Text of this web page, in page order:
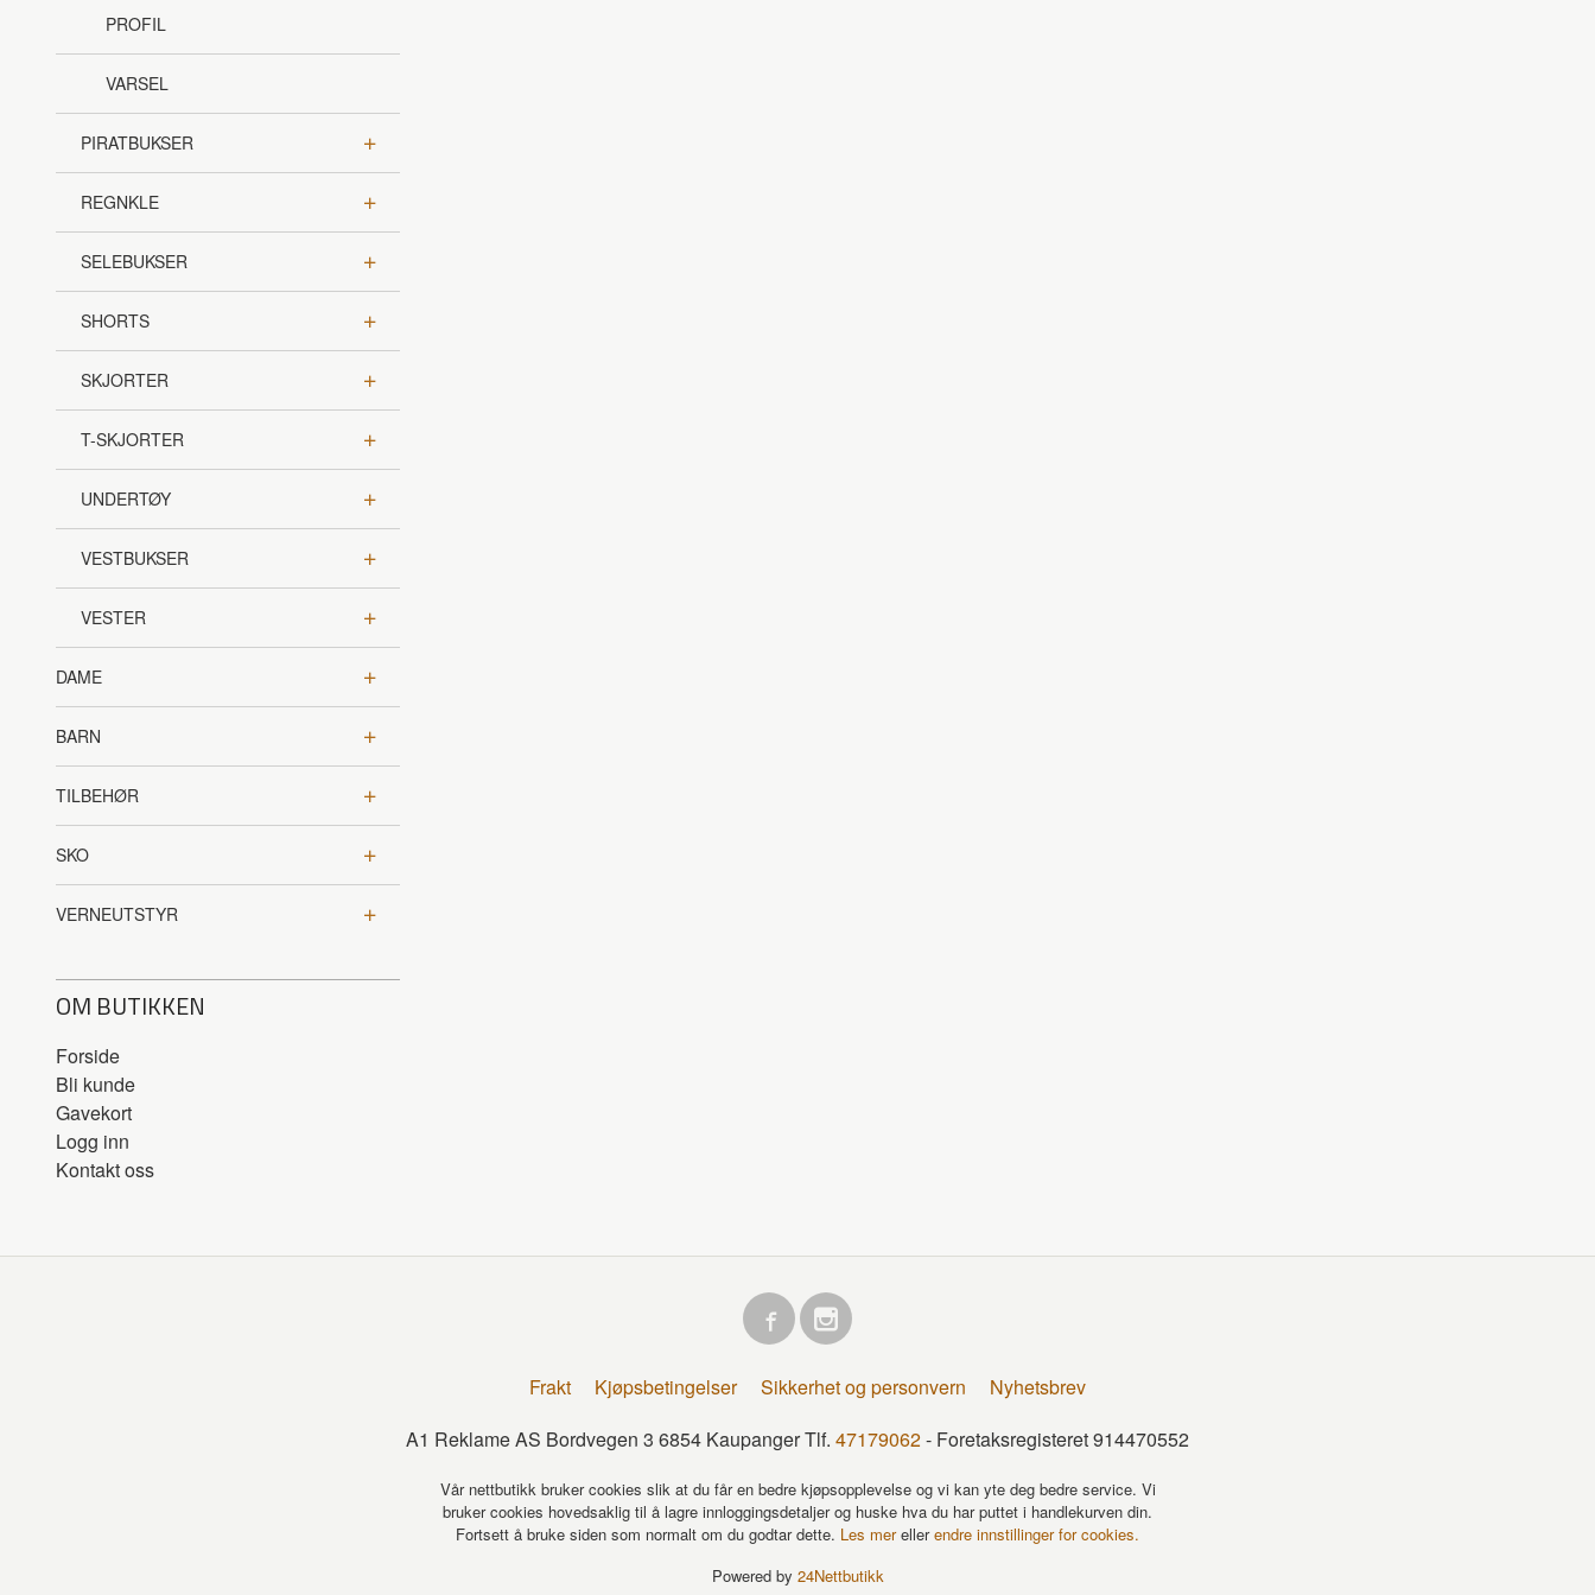
PROFIL
VARSEL
PIRATBUKSER
REGNKLE
SELEBUKSER
SHORTS
SKJORTER
T-SKJORTER
UNDERTØY
VESTBUKSER
VESTER
DAME
BARN
TILBEHØR
SKO
VERNEUTSTYR
OM BUTIKKEN
Forside
Bli kunde
Gavekort
Logg inn
Kontakt oss
Frakt Kjøpsbetingelser Sikkerhet og personvern
Nyhetsbrev
A1 Reklame AS Bordvegen 3 6854 Kaupanger Tlf. 47179062- Foretaksregisteret 914470552
Vår nettbutikk bruker cookies slik at du får en bedre kjøpsopplevelse og vi kan yte deg bedre service. Vi
bruker cookies hovedsaklig til å lagre innloggingsdetaljer og huske hva du har puttet i handlekurven din.
Fortsett å bruke siden som normalt om du godtar dette. Les merellerendre innstillinger for cookies.
Powered by 24Nettbutikk